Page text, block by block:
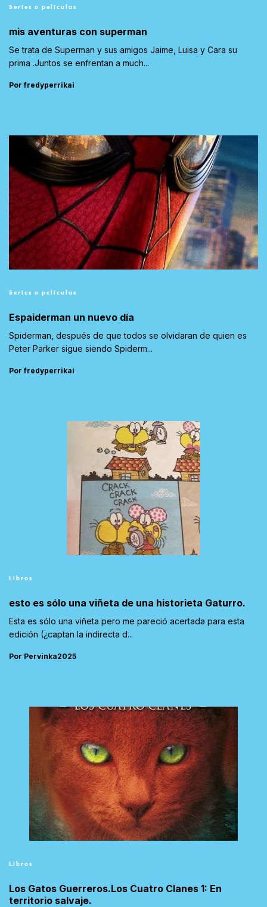
Series o películas
mis aventuras con superman
Se trata de Superman y sus amigos Jaime, Luisa y Cara su
prima .Juntos se enfrentan a much...
Por fredyperrikai
Series o películas
Espaiderman un nuevo día
Spiderman, después de que todos se olvidaran de quien es
Peter Parker sigue siendo Spiderm...
Por fredyperrikai
Libros
esto es sólo una viñeta de una historieta Gaturro.
Esta es sólo una viñeta pero me pareció acertada para esta
edición (¿captan la indirecta d...
Por Pervinka2025
Libros
Los Gatos Guerreros.Los Cuatro Clanes 1: En
territorio salvaje.